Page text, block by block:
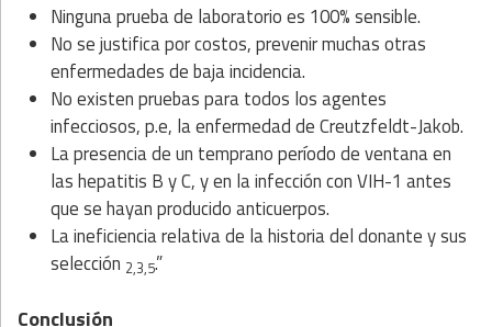
Ninguna prueba de laboratorio es 100% sensible.
No se justifica por costos, prevenir muchas otras
enfermedades de baja incidencia.
No existen pruebas para todos los agentes
infecciosos, p.e, la enfermedad de Creutzfeldt-Jakob.
La presencia de un temprano período de ventana en
las hepatitis B y C, y en la infección con VIH-1 antes
que se hayan producido anticuerpos.
La ineficiencia relativa de la historia del donante y sus
selección 2,3,5.”
Conclusión